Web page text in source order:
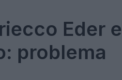
Eder
problema